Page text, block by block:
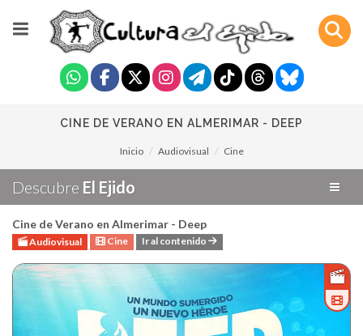
CINE DE VERANO EN ALMERIMAR - DEEP
Inicio Audiovisual Cine
Descubre El Ejido
Cine de Verano en Almerimar - Deep
Audiovisual Cine Ir al contenido